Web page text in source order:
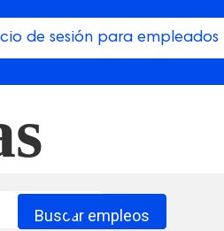
de sesión para empleados
location_on
Buscar empleos